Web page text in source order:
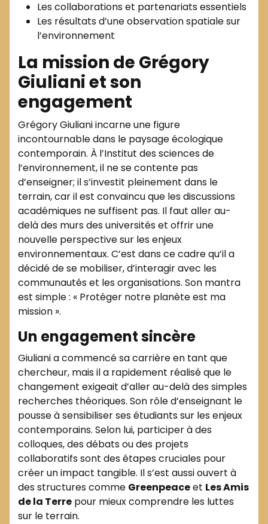
Les collaborations et partenariats essentiels
Les résultats d’une observation spatiale sur
l’environnement
La mission de Grégory
Giuliani et son
engagement
Grégory Giuliani incarne une figure
incontournable dans le paysage écologique
contemporain. À l’Institut des sciences de
l’environnement, il ne se contente pas
d’enseigner; il s’investit pleinement dans le
terrain, car il est convaincu que les discussions
académiques ne suffisent pas. Il faut aller au-
delà des murs des universités et offrir une
nouvelle perspective sur les enjeux
environnementaux. C’est dans ce cadre qu’il a
décidé de se mobiliser, d’interagir avec les
communautés et les organisations. Son mantra
est simple : « Protéger notre planète est ma
mission ».
Un engagement sincère
Giuliani a commencé sa carrière en tant que
chercheur, mais il a rapidement réalisé que le
changement exigeait d’aller au-delà des simples
recherches théoriques. Son rôle d’enseignant le
pousse à sensibiliser ses étudiants sur les enjeux
contemporains. Selon lui, participer à des
colloques, des débats ou des projets
collaboratifs sont des étapes cruciales pour
créer un impact tangible. Il s’est aussi ouvert à
des structures comme Greenpeaceet Les Amis
de la Terre pour mieux comprendre les luttes
sur le terrain.